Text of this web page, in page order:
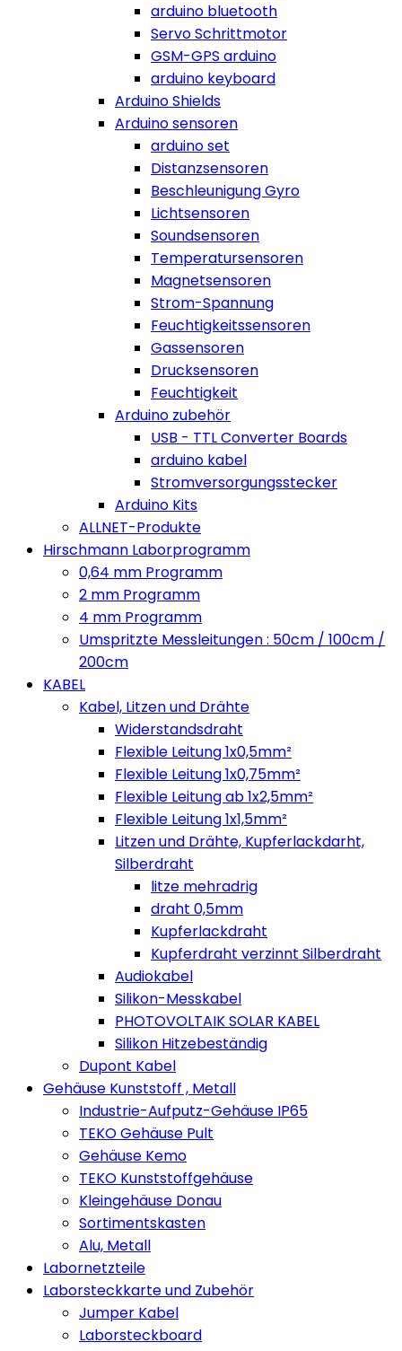
arduino bluetooth
Servo Schrittmotor
GSM-GPS arduino
arduino keyboard
Arduino Shields
Arduino sensoren
arduino set
Distanzsensoren
Beschleunigung Gyro
Lichtsensoren
Soundsensoren
Temperatursensoren
Magnetsensoren
Strom-Spannung
Feuchtigkeitssensoren
Gassensoren
Drucksensoren
Feuchtigkeit
Arduino zubehör
USB - TTL Converter Boards
arduino kabel
Stromversorgungsstecker
Arduino Kits
ALLNET-Produkte
Hirschmann Laborprogramm
0,64 mm Programm
2 mm Programm
4 mm Programm
Umspritzte Messleitungen : 50cm / 100cm /
200cm
KABEL
Kabel, Litzen und Drähte
Widerstandsdraht
Flexible Leitung 1x0,5mm²
Flexible Leitung 1x0,75mm²
Flexible Leitung ab 1x2,5mm²
Flexible Leitung 1x1,5mm²
Litzen und Drähte, Kupferlackdarht,
Silberdraht
litze mehradrig
draht 0,5mm
Kupferlackdraht
Kupferdraht verzinnt Silberdraht
Audiokabel
Silikon-Messkabel
PHOTOVOLTAIK SOLAR KABEL
Silikon Hitzebeständig
Dupont Kabel
Gehäuse Kunststoff , Metall
Industrie-Aufputz-Gehäuse IP65
TEKO Gehäuse Pult
Gehäuse Kemo
TEKO Kunststoffgehäuse
Kleingehäuse Donau
Sortimentskasten
Alu, Metall
Labornetzteile
Laborsteckkarte und Zubehör
Jumper Kabel
Laborsteckboard